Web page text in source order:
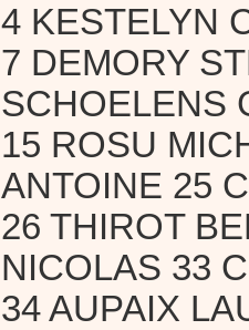
4 KESTELYN
7 DEMORY
SCHOELENS
15 ROSU
ANTOINE 25
26 THIROT
NICOLAS 33
34 AUPAIX